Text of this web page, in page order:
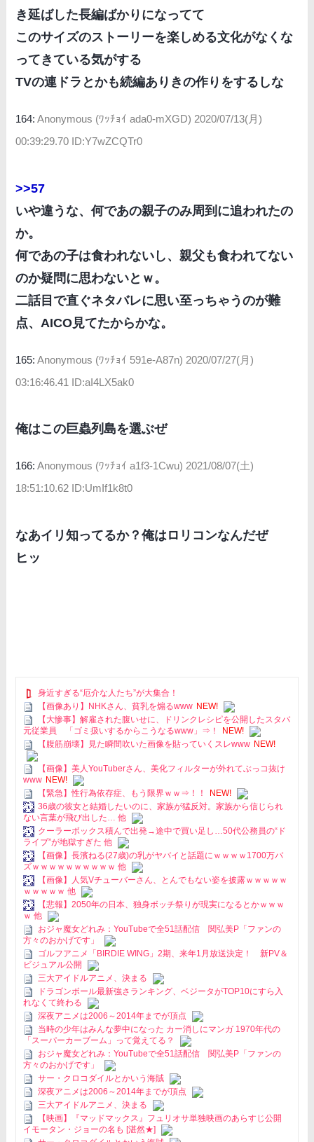
き延ばした長編ばかりになってて
このサイズのストーリーを楽しめる文化がなくな
ってきている気がする
TVの連ドラとかも続編ありきの作りをするしな
164:Anonymous (ﾜｯﾁｮｲ ada0-mXGD) 2020/07/13(月)
00:39:29.70 ID:Y7wZCQTr0
>>57
いや違うな、何であの親子のみ周到に追われたの
か。
何であの子は食われないし、親父も食われてない
のか疑問に思わないとｗ。
二話目で直ぐネタバレに思い至っちゃうのが難
点、AICO見てたからかな。
165:Anonymous (ﾜｯﾁｮｲ 591e-A87n) 2020/07/27(月)
03:16:46.41 ID:aI4LX5ak0
俺はこの巨蟲列島を選ぶぜ
166:Anonymous (ﾜｯﾁｮｲ a1f3-1Cwu) 2021/08/07(土)
18:51:10.62 ID:UmIf1k8t0
なあイリ知ってるか？俺はロリコンなんだぜ
ヒッ
身近すぎる“厄介な人たち”が大集合！
【画像あり】NHKさん、貧乳を煽るwww NEW!
【大惨事】解雇された腹いせに、ドリンクレシピを公開したスタバ
元従業員 「ゴミ扱いするからこうなるwww」⇒！
NEW!
【腹筋崩壊】見た瞬間吹いた画像を貼っていくスレwww NEW!
【画像】美人YouTuberさん、美化フィルターが外れてぶっコ抜け
www NEW!
【緊急】性行為依存症、もう限界ｗｗ⇒！！
NEW!
36歳の彼女と結婚したいのに、家族が猛反対。家族から信じられ
ない言葉が飛び出した… 他
クーラーボックス積んで出発→途中で買い足し…50代公務員の“ド
ライブ”が地獄すぎた 他
【画像】長濱ねる(27歳)の乳がヤバイと話題にｗｗｗｗ1700万バ
ズｗｗｗｗｗｗｗｗｗｗ 他
【画像】人気Vチューバーさん、とんでもない姿を披露ｗｗｗｗｗ
ｗｗｗｗｗ 他
【悲報】2050年の日本、独身ボッチ祭りが現実になるとかｗｗｗ
ｗ 他
おジャ魔女どれみ：YouTubeで全51話配信 関弘美P「ファンの
方々のおかげです」
ゴルフアニメ「BIRDIE WING」2期、来年1月放送決定！ 新PV＆
ビジュアル公開
三大アイドルアニメ、決まる
ドラゴンボール最新強さランキング、ベジータがTOP10にすら入
れなくて終わる
深夜アニメは2006～2014年までが頂点
当時の少年はみんな夢中になった カー消しにマンガ 1970年代の
「スーパーカーブーム」って覚えてる？
おジャ魔女どれみ：YouTubeで全51話配信 関弘美P「ファンの
方々のおかげです」
サー・クロコダイルとかいう海賊
深夜アニメは2006～2014年までが頂点
三大アイドルアニメ、決まる
【映画】『マッドマックス』フュリオサ単独映画のあらすじ公開
イモータン・ジョーの名も [湛然★]